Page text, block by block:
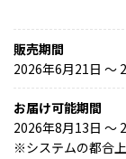
販売期間
2026年6月21日 〜
お届け可能期間
2026年8月13日 ～
※システムの都合